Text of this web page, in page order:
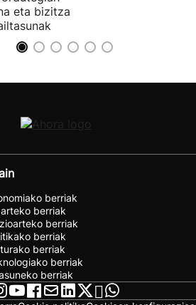
eta bizitza
berriak
berriak
berriak
berriak
berriak
berriak
berriak